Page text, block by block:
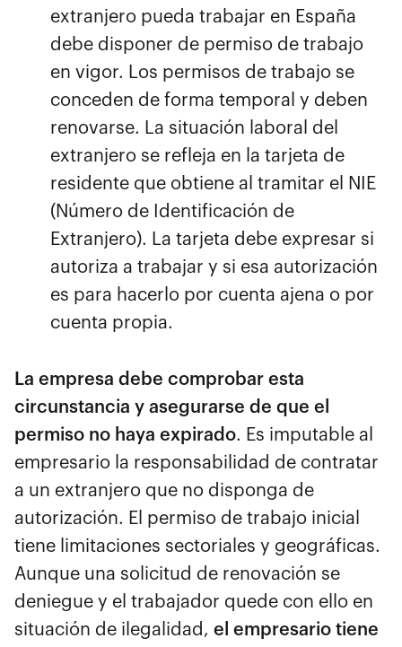
extranjero pueda trabajar en España
debe disponer de permiso de trabajo
en vigor. Los permisos de trabajo se
conceden de forma temporal y deben
renovarse. La situación laboral del
extranjero se refleja en la tarjeta de
residente que obtiene al tramitar el NIE
(Número de Identificación de
Extranjero). La tarjeta debe expresar si
autoriza a trabajar y si esa autorización
es para hacerlo por cuenta ajena o por
cuenta propia.
La empresa debe comprobar esta
circunstancia y asegurarse de que el
permiso no haya expirado. Es imputable al
empresario la responsabilidad de contratar
a un extranjero que no disponga de
autorización. El permiso de trabajo inicial
tiene limitaciones sectoriales y geográficas.
Aunque una solicitud de renovación se
deniegue y el trabajador quede con ello en
situación de ilegalidad, el empresario tiene